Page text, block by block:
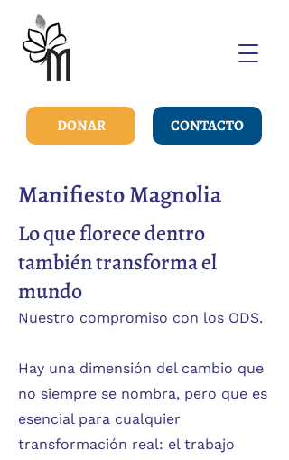
DONAR CONTACTO
Manifiesto Magnolia
Lo que florece dentro
también transforma el
mundo
Nuestro compromiso con los ODS.
Hay una dimensión del cambio que
no siempre se nombra, pero que es
esencial para cualquier
transformación real: el trabajo